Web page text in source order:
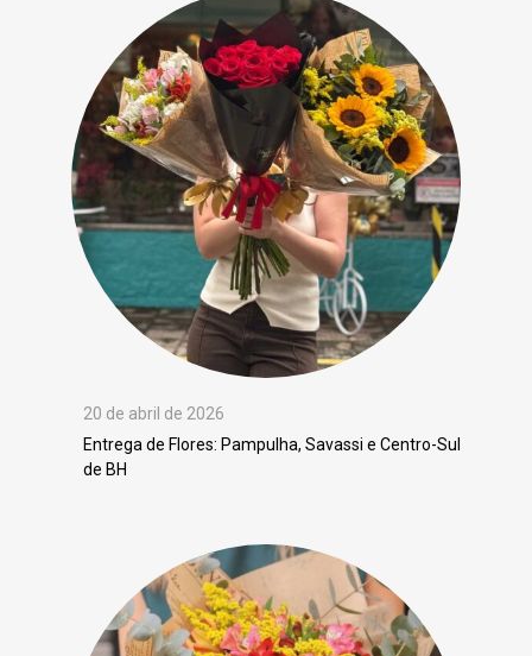
20 de abril de 2026
Entrega de Flores: Pampulha, Savassi e Centro-Sul
de BH